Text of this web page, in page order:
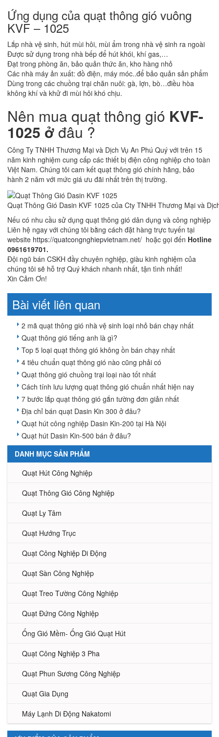
Ứng dụng của quạt thông gió vuông
KVF – 1025
Lắp nhà vệ sinh, hút mùi hôi, mùi ẩm trong nhà vệ sinh ra ngoài
Được sử dụng trong nhà bếp để hút khói, khí gas,…
Đạt trong phòng ăn, bảo quản thức ăn, kho hàng nhỏ
Các nhà máy ản xuất: đồ điện, máy móc..để bảo quản sản phẩm
Dùng trong các chuồng trại chăn nuôi: gà, lợn, bò…điều hòa
không khí và khử đi mùi hôi khó chịu.
Nên mua quạt thông gió KVF-
1025 ởđâu ?
Công Ty TNHH Thương Mại và Dịch Vụ An Phú Quý với trên 15
năm kinh nghiệm cung cấp các thiết bị điện công nghiệp cho toàn
Việt Nam. Chúng tôi cam kết quạt thông gió chính hãng, bảo
hành 2 năm với mức giá ưu đãi nhất trên thị trường.
Quạt Thông Gió Dasin KVF 1025 của Cty TNHH Thương Mại và
Nếu có nhu cầu sử dụng quạt thông gió dân dụng và công nghiệp
Liên hệ ngay với chúng tôi bằng cách đặt hàng trực tuyến tại
website https://quatcongnghiepvietnam.net/ hoặc gọi đến Hotline
0961619701.
Đội ngũ bán CSKH đầy chuyên nghiệp, giàu kinh nghiệm của
chúng tôi sẽ hỗ trợ Quý khách nhanh nhất, tận tình nhất!
Xin Cảm Ơn!
Bài viết liên quan
2 mã quạt thông gió nhà vệ sinh loại nhỏ bán chạy nhất
Quạt thông gió tiếng anh là gì?
Top 5 loại quạt thông gió không ồn bán chạy nhất
4 tiêu chuẩn quạt thông gió nào cũng phải có
Quạt thông gió chuồng trại loại nào tốt nhất
Cách tính lưu lượng quạt thông gió chuẩn nhất hiện nay
7 bước lắp quạt thông gió gắn tường đơn giản nhất
Địa chỉ bán quạt Dasin Kin 300 ở đâu?
Quạt hút công nghiệp Dasin Kin-200 tại Hà Nội
Quạt hút Dasin Kin-500 bán ở đâu?
DANH MỤC SẢN PHẨM
Quạt Hút Công Nghiệp
Quạt Thông Gió Công Nghiệp
Quạt Ly Tâm
Quạt Hướng Trục
Quạt Công Nghiệp Di Động
Quạt Sàn Công Nghiệp
Quạt Treo Tường Công Nghiệp
Quạt Đứng Công Nghiệp
Ống Gió Mềm- Ống Gió Quạt Hút
Quạt Công Nghiệp 3 Pha
Quạt Phun Sương Công Nghiệp
Quạt Gia Dụng
Máy Lạnh Di Động Nakatomi